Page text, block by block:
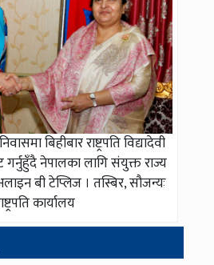
बिहीबार राष्ट्रपति विद्यादेवी
गर्नुहुँदै नेपालका लागि संयुक्त राज्य
बी टेप्लिज । तस्बिर, सौजन्यः
कार्यालय